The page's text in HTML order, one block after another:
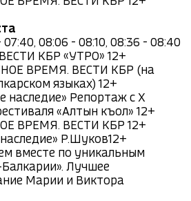
07:40, 08:06 - 08:10, 08:36 - 08:40
КБР «УТРО» 12+
ВРЕМЯ. ВЕСТИ КБР (на
языках) 12+
наследие» Репортаж с X
«Алтын къол» 12+
ВРЕМЯ. ВЕСТИ КБР 12+
Р.Шуков12+
вместе по уникальным
Лучшее
Марии и Виктора